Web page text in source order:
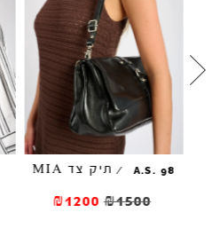
A.S. 98
/ תיק צד MIA
₪1500
₪1200